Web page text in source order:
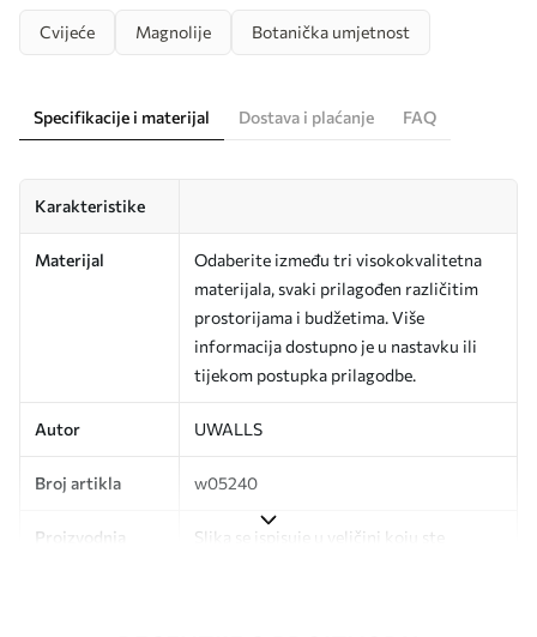
Cvijeće Magnolije Botanička umjetnost
Specifikacije i materijal Dostava i plaćanje FAQ
Karakteristike
Materijal
Odaberite između tri visokokvalitetna
materijala, svaki prilagođen različitim
prostorijama i budžetima. Više
informacija dostupno je u nastavku ili
tijekom postupka prilagodbe.
Autor UWALLS
Broj artikla w05240
Proizvodnja
Slika se ispisuje u veličini koju ste